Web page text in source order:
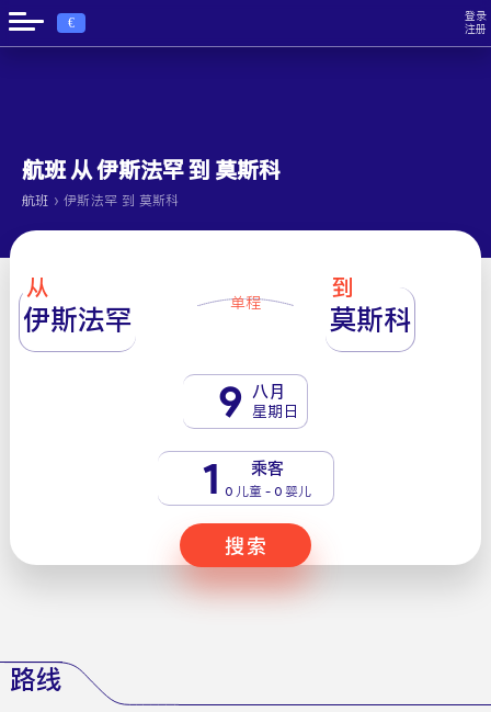
€
登录
注册
航班 从 伊斯法罕 到 莫斯科
航班 › 伊斯法罕 到 莫斯科
从
伊斯法罕 单程
到
莫斯科
9 八月
星期日
1 乘客
0 儿童 - 0 婴儿
搜索
路线